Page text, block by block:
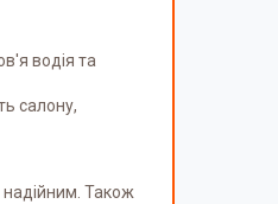
водія та
салону,
надійним. Також